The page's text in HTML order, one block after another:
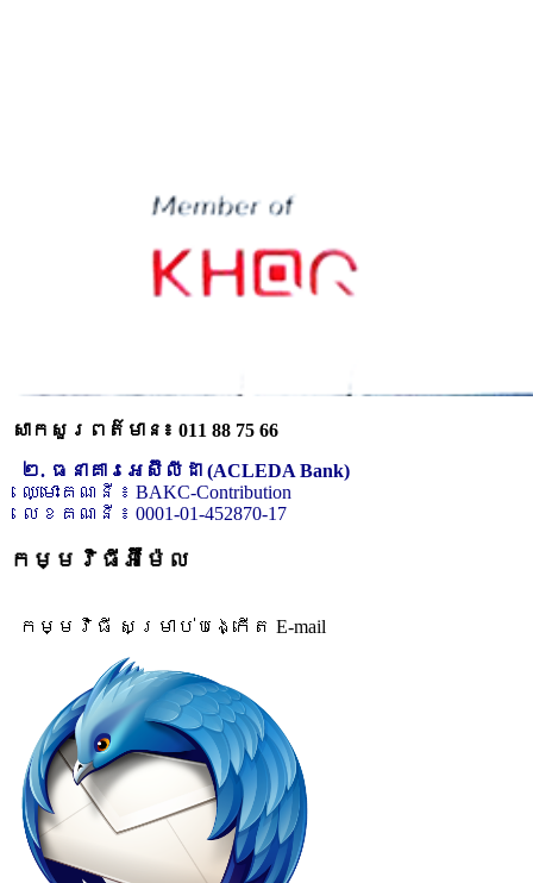
សាកសួរពត៌មាន៖ 011 88 75 66
២. ធនាគារអេស៊ីលីដា (ACLEDA Bank)
ឈ្មោះគណនី ៖ BAKC-Contribution
លេខគណនី ៖ 0001-01-452870-17
កម្មវិធីអ៊ីម៉ែល
កម្មវិធី សម្រាប់បង្កើត E-mail